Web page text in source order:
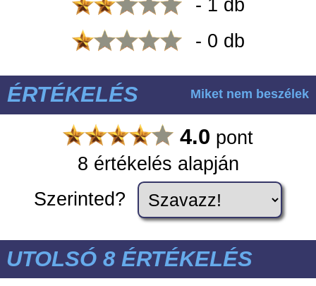
- 1 db
- 0 db
ÉRTÉKELÉS Miket nem beszélek
4.0 pont
8 értékelés alapján
Szerinted?
UTOLSÓ 8 ÉRTÉKELÉS